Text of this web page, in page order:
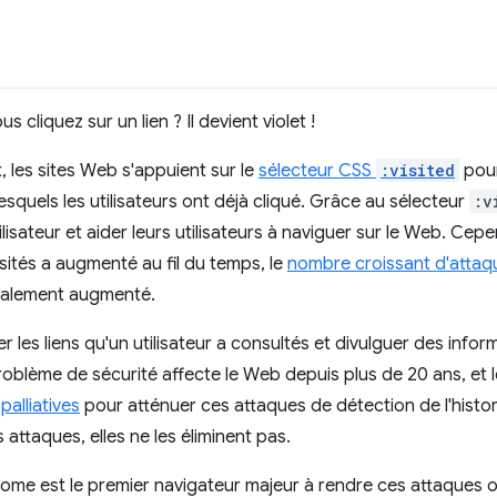
cliquez sur un lien ? Il devient violet !
les sites Web s'appuient sur le sélecteur CSS :visited
les utilisateurs ont déjà cliqué. Grâce au sélecteur
et aider leurs utilisateurs à naviguer sur le Web.
a augmenté au fil du temps, le nombre croissant
augmenté.
les liens qu'un utilisateur a consultés et divulguer des
de sécurité affecte le Web depuis plus de 20 ans, et
pour atténuer ces attaques de détection de
elles ne les éliminent pas.
est le premier navigateur majeur à rendre ces attaques